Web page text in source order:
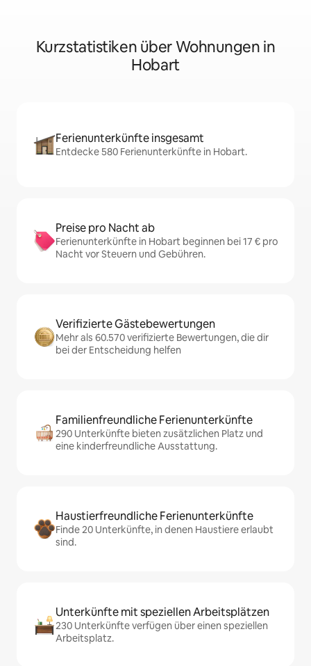
Kurzstatistiken über Wohnungen in
Hobart
Ferienunterkünfte insgesamt
Entdecke 580 Ferienunterkünfte in Hobart.
Preise pro Nacht ab
Ferienunterkünfte in Hobart beginnen bei 17 € pro
Nacht vor Steuern und Gebühren.
Verifizierte Gästebewertungen
Mehr als 60.570 verifizierte Bewertungen, die dir
bei der Entscheidung helfen
Familienfreundliche Ferienunterkünfte
290 Unterkünfte bieten zusätzlichen Platz und
eine kinderfreundliche Ausstattung.
Haustierfreundliche Ferienunterkünfte
Finde 20 Unterkünfte, in denen Haustiere erlaubt
sind.
Unterkünfte mit speziellen Arbeitsplätzen
230 Unterkünfte verfügen über einen speziellen
Arbeitsplatz.